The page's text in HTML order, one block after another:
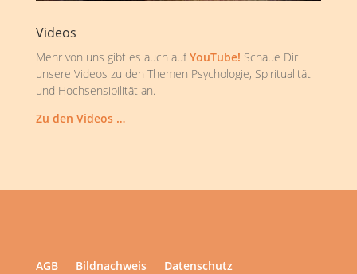
Videos
Mehr von uns gibt es auch aufYouTube! Schaue Dir
unsere Videos zu den Themen Psychologie, Spiritualität
und Hochsensibilität an.
Zu den Videos …
AGB Bildnachweis
Datenschutz